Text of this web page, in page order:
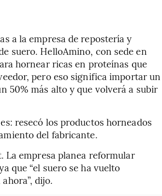
a la empresa de repostería y
suero. HelloAmino, con sede en
hornear ricas en proteínas que
pero eso significa importar un
50% más alto y que volverá a subir
resecó los productos horneados
del fabricante.
La empresa planea reformular
que “el suero se ha vuelto
dijo.